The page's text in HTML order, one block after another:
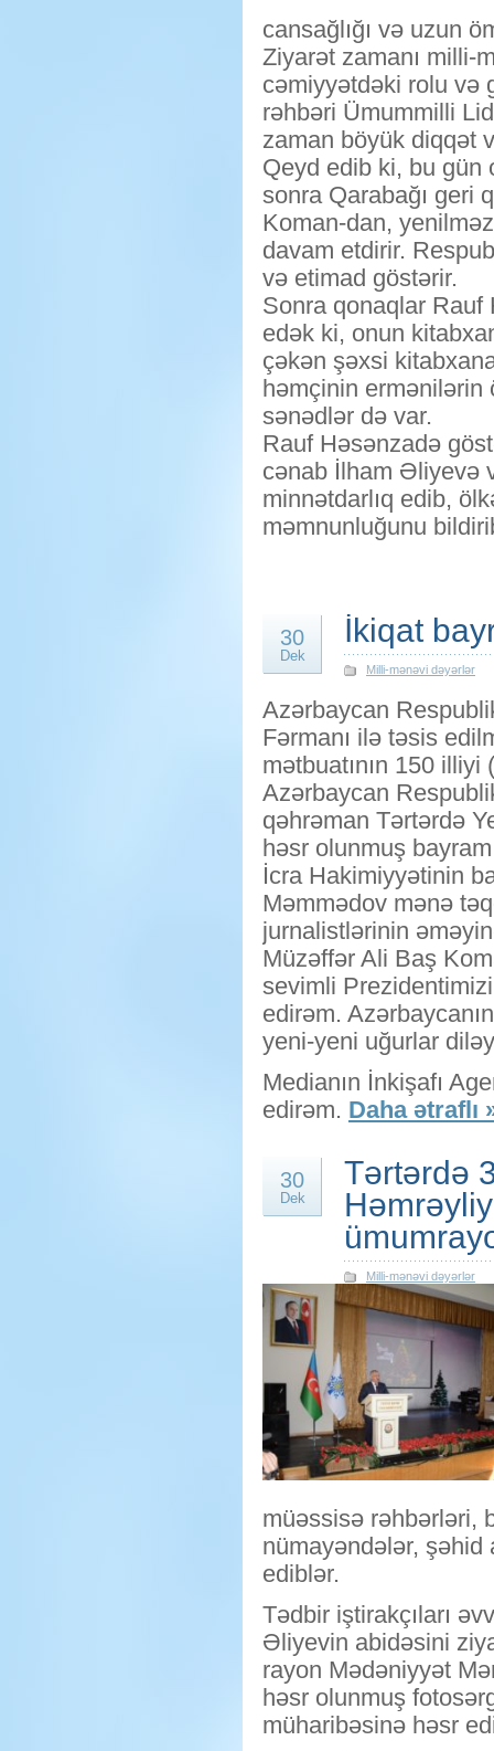
cansağlığı və uzun
Ziyarət zamanı milli-
cəmiyyətdəki rolu və
rəhbəri Ümummilli
zaman böyük diqqət
Qeyd edib ki, bu gün
sonra Qarabağı geri
Koman-dan,
davam etdirir.
və etimad göstərir.
Sonra qonaqlar Rauf
edək ki, onun
çəkən şəxsi
həmçinin ermənilərin
sənədlər də var.
Rauf Həsənzadə
cənab İlham Əliyevə
minnətdarlıq edib,
məmnunluğunu
30
Dek
İkiqat
Milli-mənəvi dəyərlər
Azərbaycan
Fərmanı ilə təsis
mətbuatının 150 illiyi
Azərbaycan
qəhrəman Tərtərdə
həsr olunmuş
İcra Hakimiyyətinin
Məmmədov mənə
jurnalistlərinin
Müzəffər Ali Baş
sevimli
edirəm.
yeni-yeni uğurlar
Medianın İnkişafı
edirəm. Daha ətraflı
30
Dek
Tərtərdə
Milli-mənəvi dəyərlər
müəssisə rəhbərləri,
nümayəndələr,
ediblər.
Tədbir iştirakçıları
Əliyevin abidəsini
rayon Mədəniyyət
həsr olunmuş
müharibəsinə həsr